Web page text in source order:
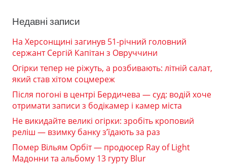
Недавні записи
На Херсонщині загинув 51-річний головний
сержант Сергій Капітан з Овруччини
Огірки тепер не ріжуть, а розбивають: літній салат,
який став хітом соцмереж
Після погоні в центрі Бердичева — суд: водій хоче
отримати записи з бодікамер і камер міста
Не викидайте великі огірки: зробіть кроповий
реліш — взимку банку з’їдають за раз
Помер Вільям Орбіт — продюсер Ray of Light
Мадонни та альбому 13 гурту Blur